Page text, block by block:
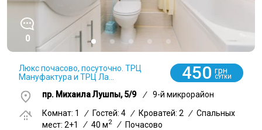
0
Люкс почасово, посуточно. ТРЦ
Мануфактура и ТРЦ Ла...
450 грн
СУТКИ
пр. Михаила Лушпы, 5/9 /
9-й микрорайон
Комнат: 1
/ Гостей: 4 / Кроватей: 2 / Спальных
мест: 2+1
/ 40 м2 / Почасово